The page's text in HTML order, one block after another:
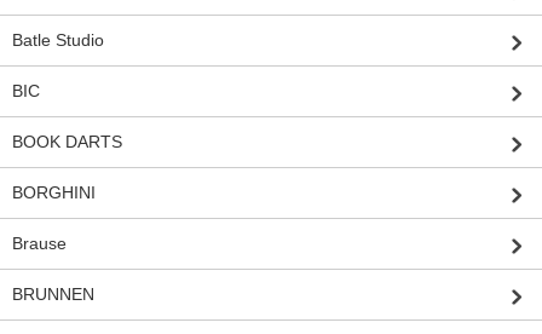
Batle Studio
BIC
BOOK DARTS
BORGHINI
Brause
BRUNNEN